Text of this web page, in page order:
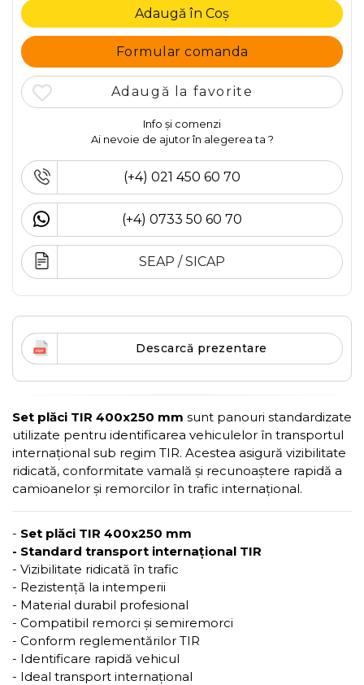
Adaugă în Coș
Formular comanda
Adaugă la favorite
Info și comenzi
Ai nevoie de ajutor în alegerea ta ?
(+4) 021 450 60 70
(+4) 0733 50 60 70
SEAP / SICAP
Descarcă prezentare
Set plăci TIR 400x250 mm sunt panouri standardizate
utilizate pentru identificarea vehiculelor în transportul
internațional sub regim TIR. Acestea asigură vizibilitate
ridicată, conformitate vamală și recunoaștere rapidă a
camioanelor și remorcilor în trafic internațional.
- Set plăci TIR 400x250 mm
- Standard transport internațional TIR
- Vizibilitate ridicată în trafic
- Rezistență la intemperii
- Material durabil profesional
- Compatibil remorci și semiremorci
- Conform reglementărilor TIR
- Identificare rapidă vehicul
- Ideal transport internațional